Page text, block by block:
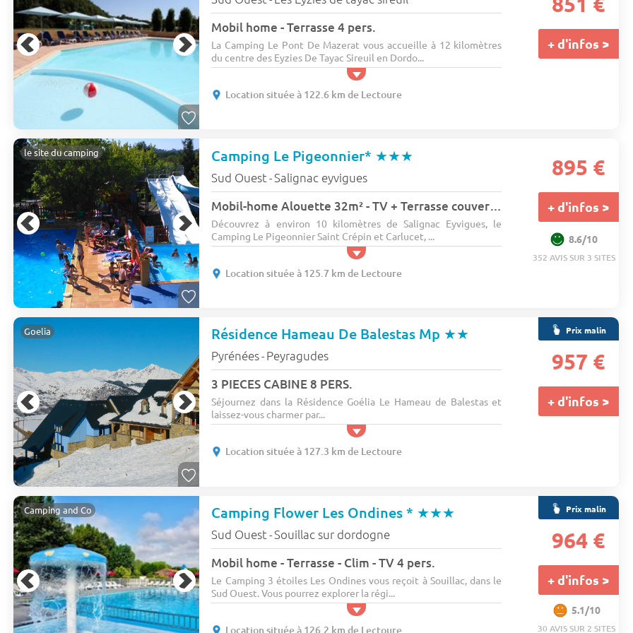
Mobil home - Terrasse 4 pers.
La Camping Le Pont De Mazerat vous accueille à 12 kilomètres
du centre des Eyzies De Tayac Sireuil en Dordo...
Location située à 122.6 km de Lectoure
+ d'infos >
le site du camping Camping Le Pigeonnier* ★★★
Sud Ouest -Salignac eyvigues
Mobil-home Alouette 32m² - TV + Terrasse couverte 6 pers.
Découvrez à environ 10 kilomètres de Salignac Eyvigues, le
Camping Le Pigeonnier Saint Crépin et Carlucet, ...
Location située à 125.7 km de Lectoure
895 €
+ d'infos >
8.6/10
352 AVIS SUR 3 SITES
Goelia Résidence Hameau De Balestas Mp ★★
Pyrénées- Peyragudes
3 PIECES CABINE 8 PERS.
Séjournez dans la Résidence Goélia Le Hameau de Balestas et
laissez-vous charmer par...
Location située à 127.3 km de Lectoure
Prix malin
957 €
+ d'infos >
Camping and Co Camping Flower Les Ondines * ★★★
Sud Ouest -Souillac sur dordogne
Mobil home - Terrasse - Clim - TV 4 pers.
Le Camping 3 étoiles Les Ondines vous reçoit à Souillac, dans le
Sud Ouest. Vous pourrez explorer la régi...
Location située à 126.2 km de Lectoure
Prix malin
964 €
+ d'infos >
5.1/10
30 AVIS SUR 2 SITES